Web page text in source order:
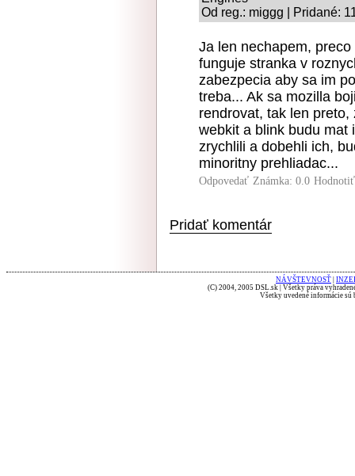
Od reg.: miggg | Pridané:
Ja len nechapem,
funguje stranka v
zabezpecia aby sa im
treba... Ak sa mozilla
rendrovat, tak len
webkit a blink budu mat
zrychlili a dobehli ich,
minoritny prehliadac...
Odpovedať Známka: 0.0
Pridať komentár
NÁVŠTEVNOSŤ
(C) 2004, 2005 DSL.sk | Všetky práva
Všetky uvedené informácie sú